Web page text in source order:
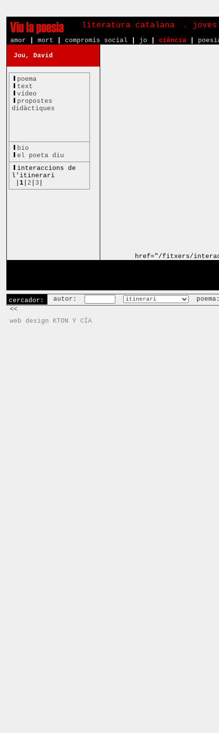
literatura catalana .
amor mort compromís social jo ciència
Jou, David
poema
text
vídeo
propostes
didàctiques
bio
el poeta diu
interaccions de
l'itinerari
|1 2 3
href="/fitxers/
cercador: autor:
<<
web design KTON Y CÍA